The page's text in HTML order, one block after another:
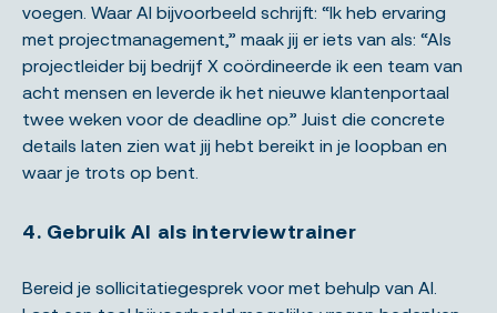
voegen. Waar AI bijvoorbeeld schrijft: “Ik heb ervaring
met projectmanagement,” maak jij er iets van als: “Als
projectleider bij bedrijf X coördineerde ik een team van
acht mensen en leverde ik het nieuwe klantenportaal
twee weken voor de deadline op.” Juist die concrete
details laten zien wat jij hebt bereikt in je loopban en
waar je trots op bent.
4. Gebruik AI als interviewtrainer
Bereid je sollicitatiegesprek voor met behulp van AI.